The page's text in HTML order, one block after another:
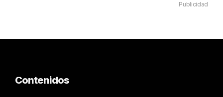
Publicidad
Contenidos